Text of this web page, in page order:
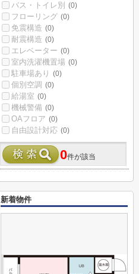
バス・トイレ別 (0)
フローリング (0)
免震構造 (0)
耐震構造 (0)
エレベーター (0)
室内洗濯機置場 (0)
駐車場あり (0)
個別空調 (0)
給湯室 (0)
機械警備 (0)
OAフロア (0)
自由設計対応 (0)
0件が該当
新着物件